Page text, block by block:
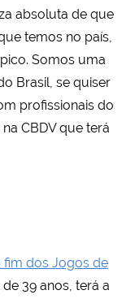
absoluta de que
temos no país,
Somos uma
Brasil, se quiser
profissionais do
CBDV que terá
fim dos Jogos de
39 anos, terá a